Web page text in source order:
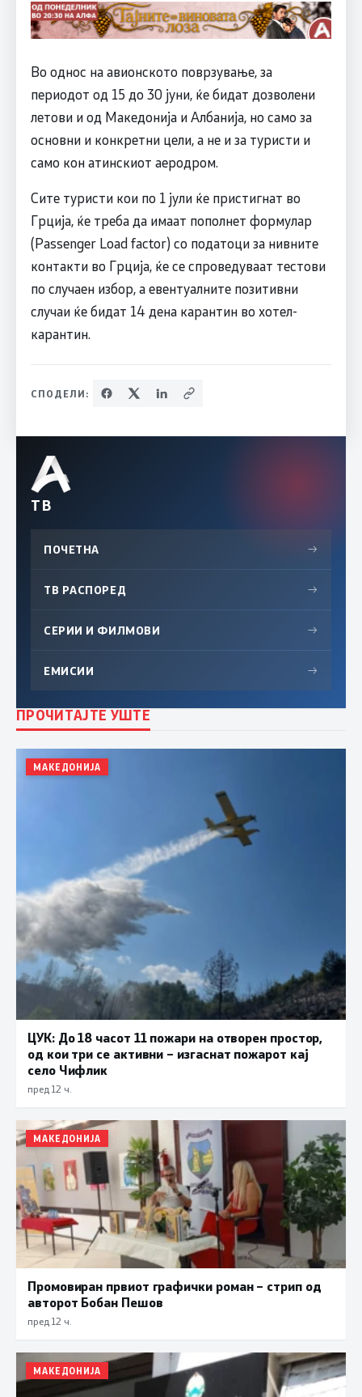
Во однос на авионското поврзување, за
периодот од 15 до 30 јуни, ќе бидат дозволени
летови и од Македонија и Албанија, но само за
основни и конкретни цели, а не и за туристи и
само кон атинскиот аеродром.
Сите туристи кои по 1 јули ќе пристигнат во
Грција, ќе треба да имаат пополнет формулар
(Passenger Load factor) со податоци за нивните
контакти во Грција, ќе се спроведуваат тестови
по случаен избор, а евентуалните позитивни
случаи ќе бидат 14 дена карантин во хотел-
карантин.
СПОДЕЛИ:
ТВ
ПОЧЕТНА →
ТВ РАСПОРЕД →
СЕРИИ И ФИЛМОВИ →
ЕМИСИИ →
ПРОЧИТАЈТЕ УШТЕ
МАКЕДОНИЈА
ЦУК: До 18 часот 11 пожари на отворен простор,
од кои три се активни – изгаснат пожарот кај
село Чифлик
пред 12 ч.
МАКЕДОНИЈА
Промовиран првиот графички роман – стрип од
авторот Бобан Пешов
пред 12 ч.
МАКЕДОНИЈА